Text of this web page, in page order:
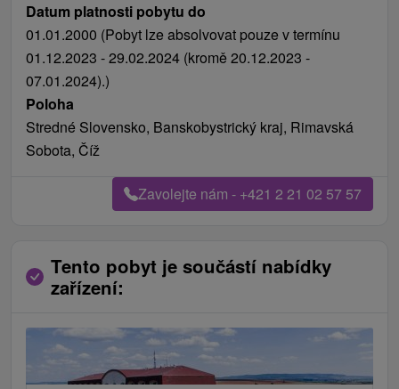
Datum platnosti pobytu do
01.01.2000 (Pobyt lze absolvovat pouze v termínu
01.12.2023 - 29.02.2024 (kromě 20.12.2023 -
07.01.2024).)
Poloha
Stredné Slovensko, Banskobystrický kraj, Rimavská
Sobota, Číž
Zavolejte nám - +421 2 21 02 57 57
Tento pobyt je součástí nabídky
zařízení: